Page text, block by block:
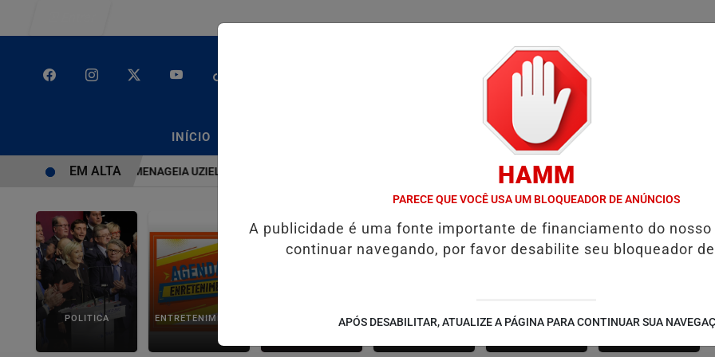
INÍCIO COLUNAS / EMPREGOS
É BRUTO” HOMENAGEIA UZIEL BUENO NO TERRAÇO MINEIRO NA RESENHA DA DZR: MARCELE DESIRÉE ENTREVISTA FÃS
EM ALTA
POLITICA ENTRETENIMENTO SALVADOR AQUI! SÃO JOÃO 2.6
NOTÍCIAS
FUTEBOL
HAMM
PARECE QUE VOCÊ USA UM BLOQUEADOR DE ANÚNCIOS
A publicidade é uma fonte importante de financiamento do nosso
continuar navegando, por favor desabilite seu bloqueador
APÓS DESABILITAR, ATUALIZE A PÁGINA PARA CONTINUAR SUA